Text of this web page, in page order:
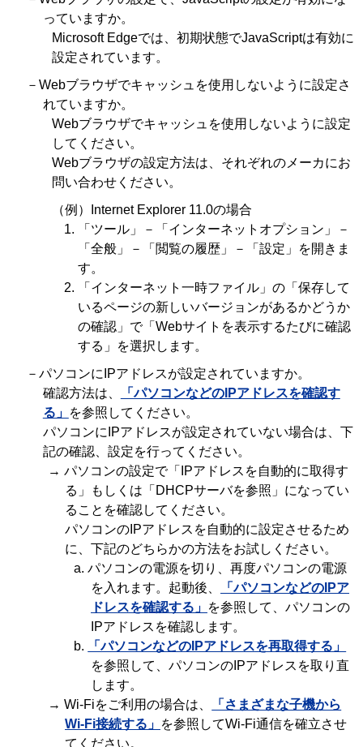
っていますか。
Microsoft Edgeでは、初期状態でJavaScriptは有効に
設定されています。
－Webブラウザでキャッシュを使用しないように設定さ
れていますか。
Webブラウザでキャッシュを使用しないように設定
してください。
Webブラウザの設定方法は、それぞれのメーカにお
問い合わせください。
（例）Internet Explorer 11.0の場合
「ツール」－「インターネットオプション」－
「全般」－「閲覧の履歴」－「設定」を開きま
す。
「インターネット一時ファイル」の「保存して
いるページの新しいバージョンがあるかどうか
の確認」で「Webサイトを表示するたびに確認
する」を選択します。
－パソコンにIPアドレスが設定されていますか。
確認方法は、
「パソコンなどのIPアドレスを確認す
る」 を参照してください。
パソコンにIPアドレスが設定されていない場合は、下
記の確認、設定を行ってください。
→ パソコンの設定で「IPアドレスを自動的に取得す
る」もしくは「DHCPサーバを参照」になってい
ることを確認してください。
パソコンのIPアドレスを自動的に設定させるため
に、下記のどちらかの方法をお試しください。
a. パソコンの電源を切り、再度パソコンの電源
を入れます。起動後、
「パソコンなどのIPア
ドレスを確認する」 を参照して、パソコンの
IPアドレスを確認します。
b.
「パソコンなどのIPアドレスを再取得する」
を参照して、パソコンのIPアドレスを取り直
します。
→ Wi-Fiをご利用の場合は、
「さまざまな子機から
Wi-Fi接続する」 を参照してWi-Fi通信を確立させ
てください。